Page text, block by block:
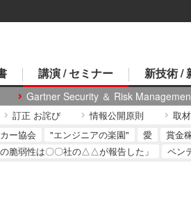
講演 / セミナー
Gartner Security ＆ Risk
新技術 /
訂正 お詫び 情報公開原則 取
ー協会 "エンジニアの楽園" 愛
賞金
の脆弱性は〇〇社の△△が報告した」
ペン